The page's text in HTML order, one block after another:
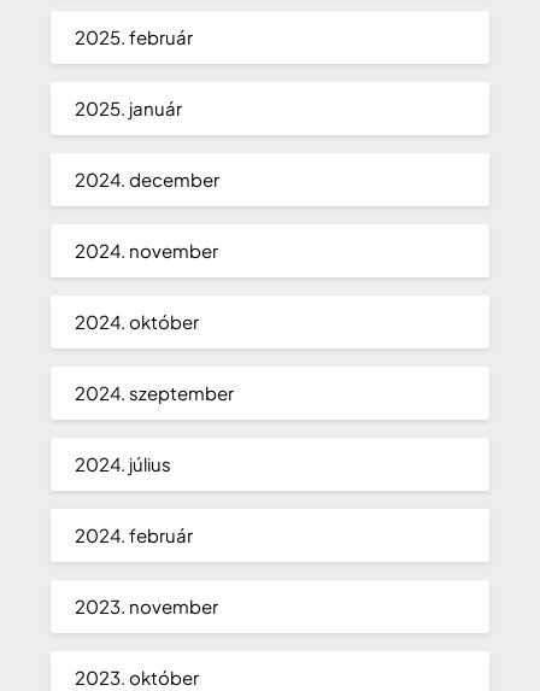
2025. február
2025. január
2024. december
2024. november
2024. október
2024. szeptember
2024. július
2024. február
2023. november
2023. október